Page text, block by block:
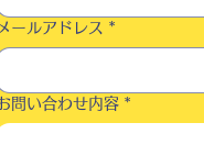
メールアドレス *
問い合わせ内容 *